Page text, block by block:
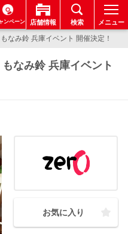
ンペーン 店舗情報 検索 メニュー
なみ鈴 兵庫イベント 開催決定！
なみ鈴 兵庫イベント
お気に入り